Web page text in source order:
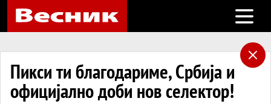
Open
Пикси ти благодариме, Србија и
официјално доби нов селектор!